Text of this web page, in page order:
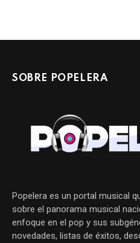
SOBRE POPELERA
Popelera es un portal musical
sobre el panorama musical
enfoque en el pop y sus
novedades, listas de éxitos,